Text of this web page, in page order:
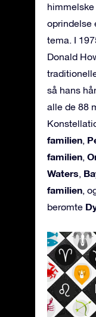
oprindelse
tema. I
Donald
så hans
alle de 88
familien
familien
Waters
familien ,
berømte